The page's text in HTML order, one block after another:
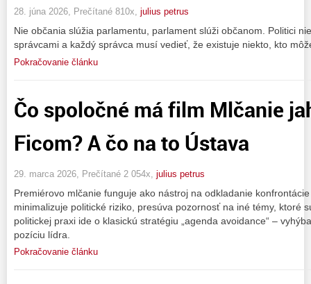
28. júna 2026, Prečítané 810x, julius petrus
Nie občania slúžia parlamentu, parlament slúži občanom. Politici
správcami a každý správca musí vedieť, že existuje niekto, kto
Pokračovanie článku
Čo spoločné má film Mlčanie
Ficom? A čo na to Ústava
29. marca 2026, Prečítané 2 054x, julius petrus
Premiérovo mlčanie funguje ako nástroj na odkladanie
minimalizuje politické riziko, presúva pozornosť na iné témy, ktoré
politickej praxi ide o klasickú stratégiu „agenda avoidance“ –
pozíciu lídra.
Pokračovanie článku